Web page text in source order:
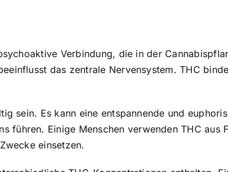
Verbindung, die in der
das zentrale Nervensystem. THC
sein. Es kann eine entspannende und
führen. Einige Menschen verwenden THC
einsetzen.